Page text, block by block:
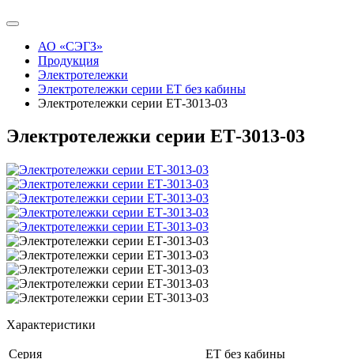
АО «СЭГЗ»
Продукция
Электротележки
Электротележки серии ЕТ без кабины
Электротележки серии ЕТ-3013-03
Электротележки серии ЕТ-3013-03
Характеристики
Серия ЕТ без кабины